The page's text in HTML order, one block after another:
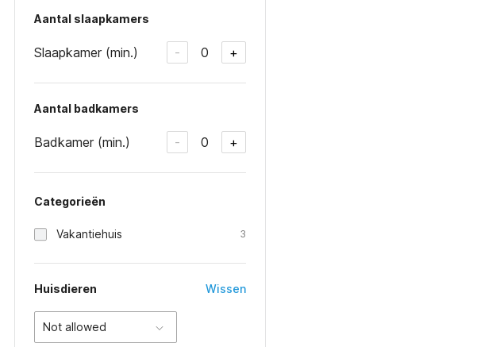
Aantal slaapkamers
Slaapkamer (min.) - 0 +
Aantal badkamers
Badkamer (min.) - 0 +
Categorieën
Vakantiehuis 3
Huisdieren Wissen
Not allowed